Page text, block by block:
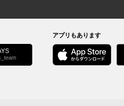
アプリもあります